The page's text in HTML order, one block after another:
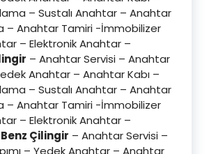
– Sustalı Anahtar – Anahtar
– Anahtar Tamiri -İmmobilizer
– Elektronik Anahtar –
– Anahtar Servisi – Anahtar
Anahtar – Anahtar Kabı –
– Sustalı Anahtar – Anahtar
– Anahtar Tamiri -İmmobilizer
– Elektronik Anahtar –
Çilingir – Anahtar Servisi –